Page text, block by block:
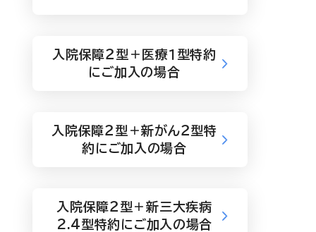
入院保障２型＋医療１型特約
にご加入の場合
入院保障２型＋新がん２型特
約にご加入の場合
入院保障２型＋新三大疾病
2.4型特約にご加入の場合